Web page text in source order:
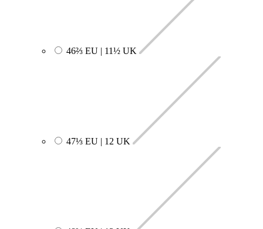
46⅔ EU | 11½ UK
47⅓ EU | 12 UK